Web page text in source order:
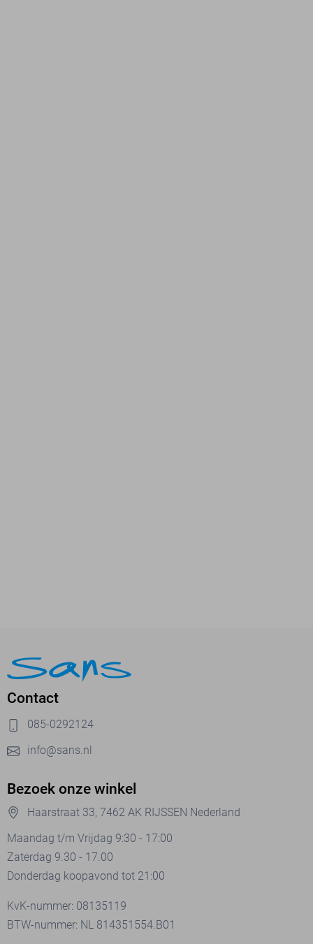
Contact
085-0292124
info@sans.nl
Bezoek onze winkel
Haarstraat 33, 7462 AK RIJSSEN Nederland
Maandag t/m Vrijdag 9:30 - 17:00
Zaterdag 9.30 - 17.00
Donderdag koopavond tot 21:00
KvK-nummer: 08135119
BTW-nummer: NL 814351554.B01